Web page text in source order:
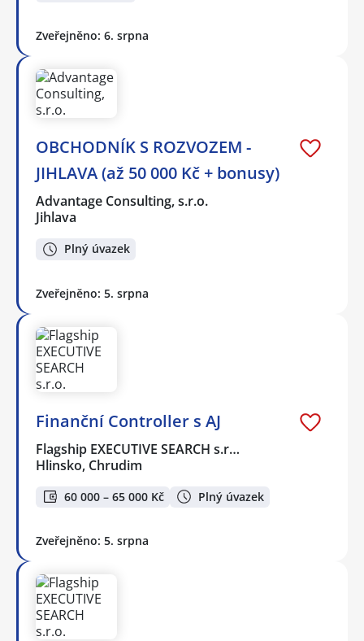
Zveřejněno: 6. srpna
OBCHODNÍK S ROZVOZEM -
JIHLAVA (až 50 000 Kč + bonusy)
Advantage Consulting, s.r.o.
Jihlava
Plný úvazek
Zveřejněno: 5. srpna
Finanční Controller s AJ
Flagship EXECUTIVE SEARCH s.r…
Hlinsko, Chrudim
60 000 – 65 000 Kč Plný úvazek
Zveřejněno: 5. srpna